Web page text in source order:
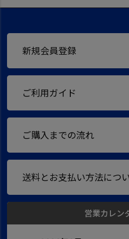
新規会員登録
ご利用ガイド
ご購入までの流れ
送料とお支払い方法につ
営業カレン